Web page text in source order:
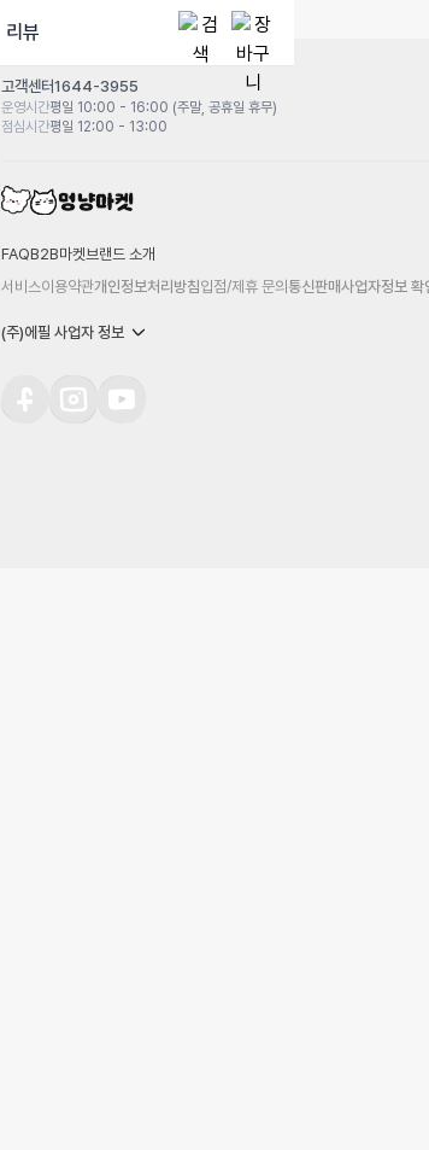
리뷰
고객센터1644-3955
운영시간평일 10:00 - 16:00 (주말, 공휴일 휴무)
점심시간평일 12:00 - 13:00
FAQB2B마켓 브랜드 소개
서비스이용약관개인정보처리방침입점/제휴 문의통신판매사업자정보 확
(주)에필 사업자 정보